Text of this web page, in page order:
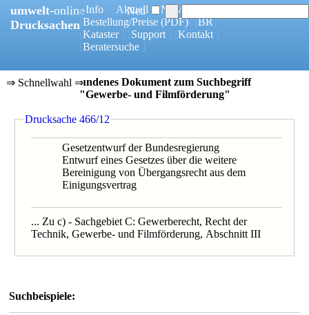
umwelt-online
Drucksachen
[Info Aktuell ] [News
[ Bestellung/Preise (PDF)] [BR]
Kataster] [ Support] [ Kontakt]
Beratersuche]
Neu
1 gefundenes Dokument zum Suchbegriff
"Gewerbe- und Filmförderung"
⇒ Schnellwahl ⇒
Drucksache 466/12
Gesetzentwurf der Bundesregierung
Entwurf eines Gesetzes über die weitere
Bereinigung von Übergangsrecht aus dem
Einigungsvertrag
... Zu c) - Sachgebiet C: Gewerberecht, Recht der
Technik, Gewerbe- und Filmförderung, Abschnitt III
Suchbeispiele: